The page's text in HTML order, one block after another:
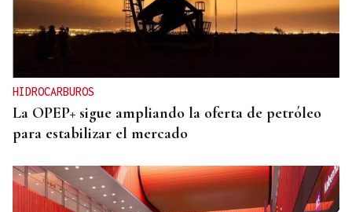
HIDROCARBUROS
La OPEP+ sigue ampliando la oferta de petróleo
para estabilizar el mercado